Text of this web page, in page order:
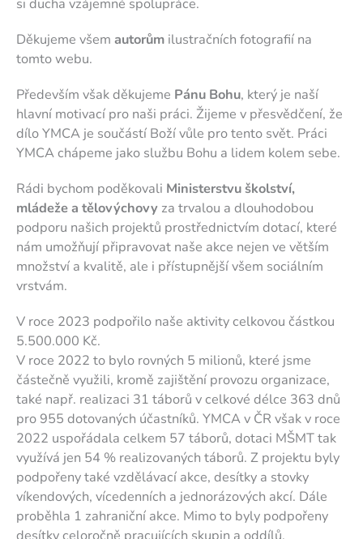
Děkujeme všem autorům ilustračních fotografií na
tomto webu.
Především však děkujeme Pánu Bohu, který je naší
hlavní motivací pro naši práci. Žijeme v přesvědčení, že
dílo YMCA je součástí Boží vůle pro tento svět. Práci
YMCA chápeme jako službu Bohu a lidem kolem sebe.
Rádi bychom poděkovali Ministerstvu školství,
mládeže a tělovýchovy za trvalou a dlouhodobou
podporu našich projektů prostřednictvím dotací, které
nám umožňují připravovat naše akce nejen ve větším
množství a kvalitě, ale i přístupnější všem sociálním
vrstvám.
V roce 2023 podpořilo naše aktivity celkovou částkou
5.500.000 Kč.
V roce 2022 to bylo rovných 5 milionů, které jsme
částečně využili, kromě zajištění provozu organizace,
také např. realizaci 31 táborů v celkové délce 363 dnů
pro 955 dotovaných účastníků. YMCA v ČR však v roce
2022 uspořádala celkem 57 táborů, dotaci MŠMT tak
využívá jen 54 % realizovaných táborů. Z projektu byly
podpořeny také vzdělávací akce, desítky a stovky
víkendových, vícedenních a jednorázových akcí. Dále
proběhla 1 zahraniční akce. Mimo to byly podpořeny